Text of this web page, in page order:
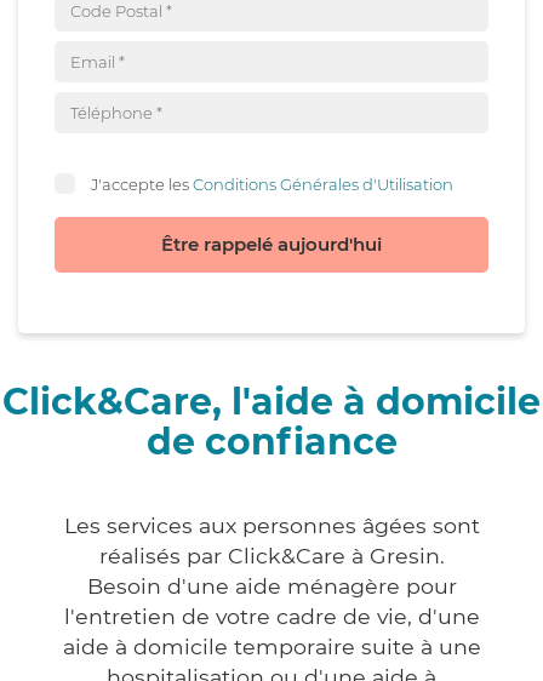
J'accepte lesConditions Générales d'Utilisation
Être rappelé aujourd'hui
Click&Care, l'aide à domicile
de confiance
Les services aux personnes âgées sont
réalisés par Click&Care à Gresin.
Besoin d'une aide ménagère pour
l'entretien de votre cadre de vie, d'une
aide à domicile temporaire suite à une